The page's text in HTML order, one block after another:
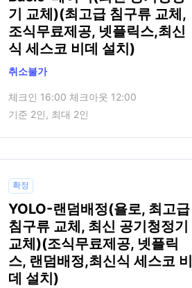
기 교체)(최고급 침구류 교체,
조식무료제공, 넷플릭스,최신
식 세스코 비데 설치)
취소불가
체크인 16:00 체크아웃 12:00
기준 2인, 최대 2인
확정
YOLO-랜덤배정(욜로, 최고급
침구류 교체, 최신 공기청정기
교체)(조식무료제공, 넷플릭
스, 랜덤배정,최신식 세스코 비
데 설치)